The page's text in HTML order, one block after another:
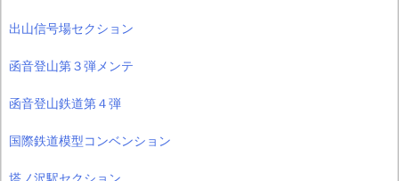
出山信号場セクション
函音登山第３弾メンテ
函音登山鉄道第４弾
国際鉄道模型コンベンション